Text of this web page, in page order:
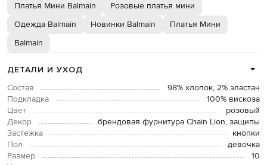
Платья Мини Balmain
Розовые платья мини
Одежда Balmain
Новинки Balmain
Платья Мини
Balmain
ДЕТАЛИ И УХОД
Состав
98% хлопок, 2% эластан
Подкладка
100% вискоза
Цвет
розовый
Декор
брендовая фурнитура Chain Lion, защипы
Застежка
кнопки
Пол
девочка
Размер
10